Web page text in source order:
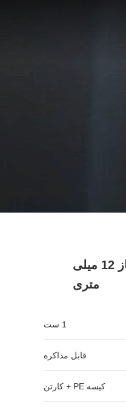
درایور موتور Bldc سه حسگر سه فاز 12 میلی
متری
1 ست
قابل مذاکره
کیسه PE + کارتن